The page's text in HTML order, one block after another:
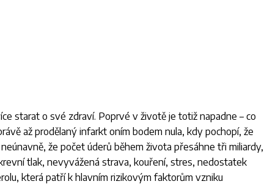
starat o své zdraví. Poprvé v životě je totiž napadne – co
až prodělaný infarkt oním bodem nula, kdy pochopí, že
že počet úderů během života přesáhne tři miliardy,
tlak, nevyvážená strava, kouření, stres, nedostatek
která patří k hlavním rizikovým faktorům vzniku